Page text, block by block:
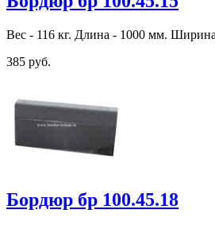
Вес - 116 кг. Длина - 1000 мм.
385 руб.
Бордюр бр 100.45.18